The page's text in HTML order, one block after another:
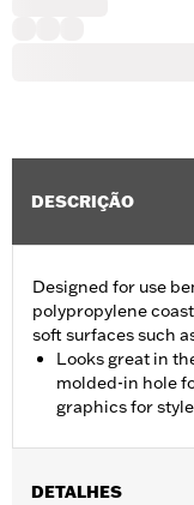
DESCRIÇÃO
Designed for use
polypropylene
soft surfaces such
Looks great in
molded-in hole
graphics for style
DETALHES